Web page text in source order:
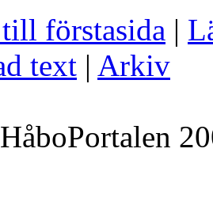
förstasida |
text | Arkiv